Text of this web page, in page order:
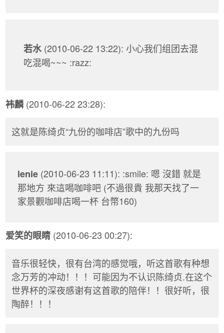
若水(2010-06-22 13:22): 小心我们组团去混
吃混喝~~~ :razz:
袆麟(2010-06-22 23:28):
这就是陈绮贞“九份的咖啡店”歌中的九份吗
lenie (2010-06-23 11:11): :smile: 嗯 沒錯 就是
那地方 來這喝咖啡吧 (不過很貴 我那天找了一
家景觀咖啡店喝一杯 台幣160)
爱笑的眼睛 (2010-06-23 00:27):
音乐很轻快，很有台湾的感觉哦，听这首歌有种想
念万芳的冲动！！！可能因为不认识陈绮贞.在这个
世界杯的深夜感谢有这首歌的陪伴！！很好听，很
陶醉！！！